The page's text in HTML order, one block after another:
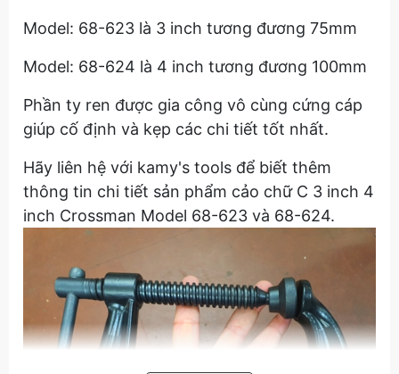
Model: 68-623 là 3 inch tương đương 75mm
Model: 68-624 là 4 inch tương đương 100mm
Phần ty ren được gia công vô cùng cứng cáp
giúp cố định và kẹp các chi tiết tốt nhất.
Hãy liên hệ với kamy's tools để biết thêm
thông tin chi tiết sản phẩm cảo chữ C 3 inch 4
inch Crossman Model 68-623 và 68-624.